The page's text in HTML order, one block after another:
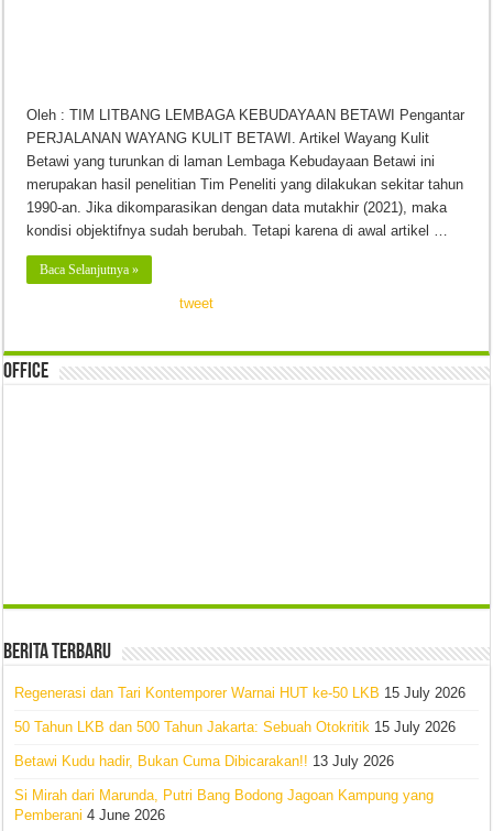
Oleh : TIM LITBANG LEMBAGA KEBUDAYAAN BETAWI Pengantar
PERJALANAN WAYANG KULIT BETAWI. Artikel Wayang Kulit
Betawi yang turunkan di laman Lembaga Kebudayaan Betawi ini
merupakan hasil penelitian Tim Peneliti yang dilakukan sekitar tahun
1990-an. Jika dikomparasikan dengan data mutakhir (2021), maka
kondisi objektifnya sudah berubah. Tetapi karena di awal artikel …
Baca Selanjutnya »
tweet
Office
Berita Terbaru
Regenerasi dan Tari Kontemporer Warnai HUT ke-50 LKB 15 July 2026
50 Tahun LKB dan 500 Tahun Jakarta: Sebuah Otokritik 15 July 2026
Betawi Kudu hadir, Bukan Cuma Dibicarakan!! 13 July 2026
Si Mirah dari Marunda, Putri Bang Bodong Jagoan Kampung yang
Pemberani 4 June 2026